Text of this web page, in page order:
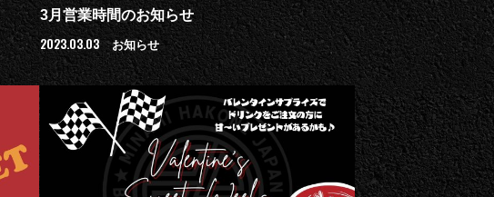
3月営業時間のお知らせ
2023.03.03 お知らせ